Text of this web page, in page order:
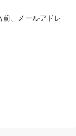
前、メールアドレ